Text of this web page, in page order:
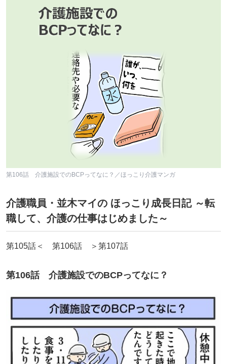
第106話 介護施設でのBCPってなに？／ほっこり介護マンガ
介護職員・並木マイの ほっこり成長日記 ～転
職して、介護の仕事はじめました～
第105話＜ 第106話 ＞第107話
第106話 介護施設でのBCPってなに？